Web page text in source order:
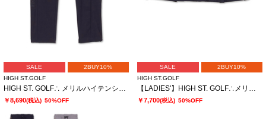
SALE
2BUY10%
HIGH ST.GOLF
￥8,690(税込) 50%OFF
SALE
2BUY10%
HIGH ST.GOLF
￥7,700(税込) 50%OFF